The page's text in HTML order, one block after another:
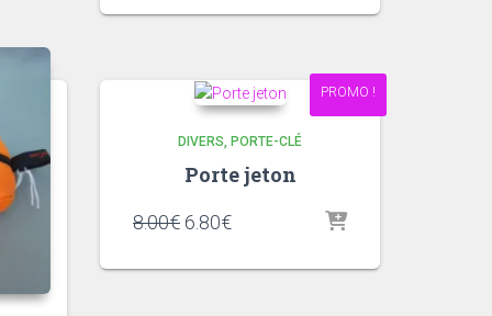
initial
actuel
PROMO !
DIVERS PORTE-CLÉ
Porte jeton
8.00€ Le
initial
6.80€Le
actuel